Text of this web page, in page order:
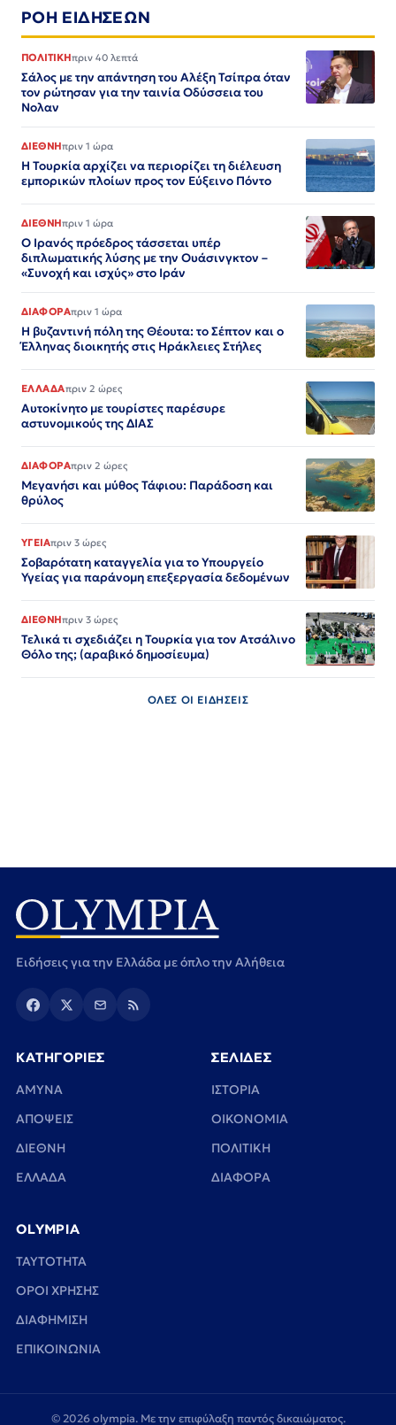
ΡΟΗ ΕΙΔΗΣΕΩΝ
ΠΟΛΙΤΙΚΗπριν 40 λεπτά
Σάλος με την απάντηση του Αλέξη Τσίπρα όταν
τον ρώτησαν για την ταινία Οδύσσεια του
Νολαν
ΔΙΕΘΝΗπριν 1 ώρα
Η Τουρκία αρχίζει να περιορίζει τη διέλευση
εμπορικών πλοίων προς τον Εύξεινο Πόντο
ΔΙΕΘΝΗπριν 1 ώρα
Ο Ιρανός πρόεδρος τάσσεται υπέρ
διπλωματικής λύσης με την Ουάσινγκτον –
«Συνοχή και ισχύς» στο Ιράν​​​​​​​​​​​​​​​​​​​​​​​​​​​​​​​​​​​​​​​​​​​​​​​​​​
ΔΙΑΦΟΡΑπριν 1 ώρα
Η βυζαντινή πόλη της Θέουτα: το Σέπτον και ο
Έλληνας διοικητής στις Ηράκλειες Στήλες
ΕΛΛΑΔΑπριν 2 ώρες
Αυτοκίνητο με τουρίστες παρέσυρε
αστυνομικούς της ΔΙΑΣ
ΔΙΑΦΟΡΑπριν 2 ώρες
Μεγανήσι και μύθος Τάφιου: Παράδοση και
θρύλος
ΥΓΕΙΑπριν 3 ώρες
Σοβαρότατη καταγγελία για το Υπουργείο
Υγείας για παράνομη επεξεργασία δεδομένων
ΔΙΕΘΝΗπριν 3 ώρες
Τελικά τι σχεδιάζει η Τουρκία για τον Ατσάλινο
Θόλο της; (αραβικό δημοσίευμα)
ΟΛΕΣ ΟΙ ΕΙΔΗΣΕΙΣ
Ειδήσεις για την Ελλάδα με όπλο την Αλήθεια
ΚΑΤΗΓΟΡΙΕΣ
ΑΜΥΝΑ
ΑΠΟΨΕΙΣ
ΔΙΕΘΝΗ
ΕΛΛΑΔΑ
ΣΕΛΙΔΕΣ
ΙΣΤΟΡΙΑ
ΟΙΚΟΝΟΜΙΑ
ΠΟΛΙΤΙΚΗ
ΔΙΑΦΟΡΑ
OLYMPIA
TAYTOTHTA
ΟΡΟΙ ΧΡΗΣΗΣ
ΔΙΑΦΗΜΙΣΗ
ΕΠΙΚΟΙΝΩΝΙΑ
© 2026 olympia. Με την επιφύλαξη παντός δικαιώματος.